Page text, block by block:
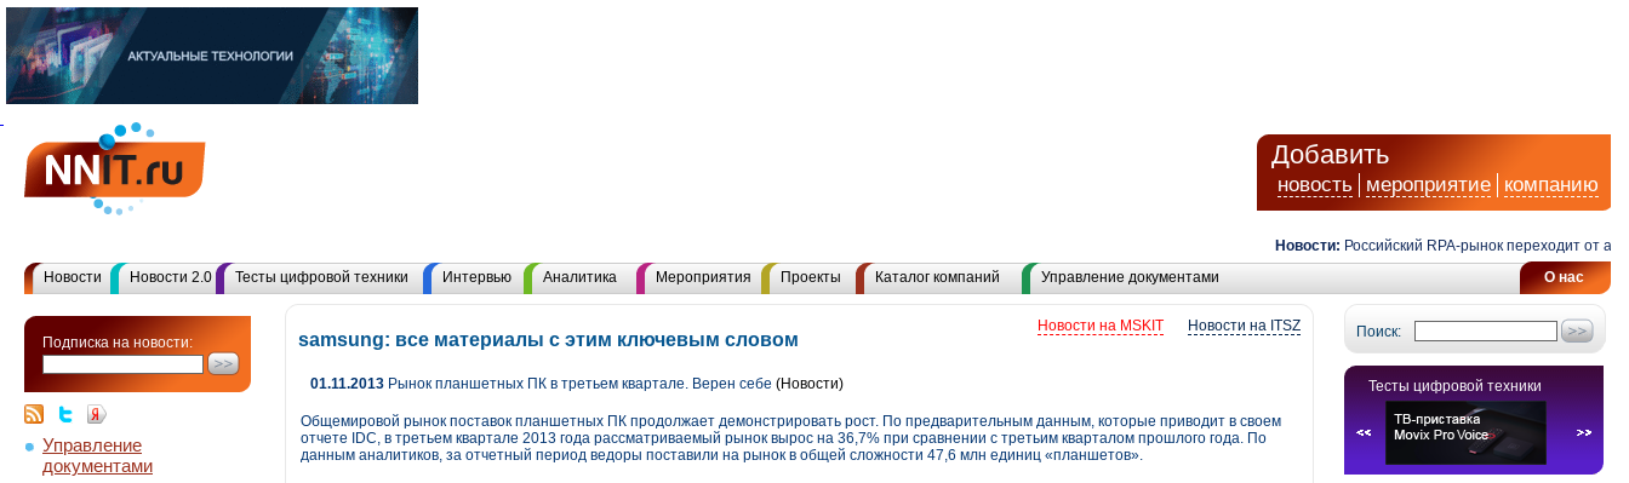
Добавить
новость мероприятие компанию
Новости: Российский RPA-рынок переходит от
О нас
Новости Новости 2.0 Тесты цифровой техники Интервью Аналитика Мероприятия Проекты Каталог компаний Управление документами
Подписка на новости:
Управление
документами
Поиск:
Тесты цифровой техники
Новости на ITSZ
Новости на MSKIT
samsung: все материалы с этим ключевым словом
01.11.2013 Рынок планшетных ПК в третьем квартале. Верен себе (Новости)
Общемировой рынок поставок планшетных ПК продолжает демонстрировать рост. По предварительным данным, которые приводит в своем
отчете IDC, в третьем квартале 2013 года рассматриваемый рынок вырос на 36,7% при сравнении с третьим кварталом прошлого года. По
данным аналитиков, за отчетный период ведоры поставили на рынок в общей сложности 47,6 млн единиц «планшетов».